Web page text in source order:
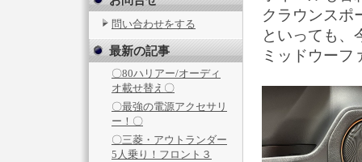
問い合わせをする
最新の記事
〇80ハリアー/オーディ
オ載せ替え〇
〇最強の電源アクセサリ
ー！〇
〇三菱・アウトランダー
5人乗り！フロント３
クラウンスポ
といっても、
ミッドウーフ